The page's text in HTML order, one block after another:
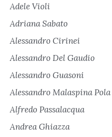
Adele Violi
Adriana Sabato
Alessandro Cirinei
Alessandro Del Gaudio
Alessandro Guasoni
Alessandro Malaspina Pola
Alfredo Passalacqua
Andrea Ghiazza